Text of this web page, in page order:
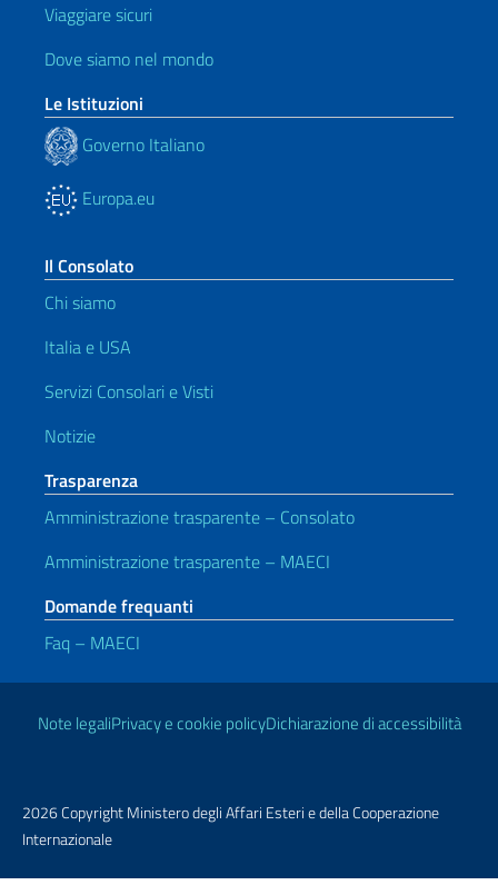
Viaggiare sicuri
Dove siamo nel mondo
Le Istituzioni
Governo Italiano
Europa.eu
Il Consolato
Chi siamo
Italia e USA
Servizi Consolari e Visti
Notizie
Trasparenza
Amministrazione trasparente – Consolato
Amministrazione trasparente – MAECI
Domande frequanti
Faq – MAECI
Link Utili
Note legaliPrivacy e cookie policyDichiarazione di accessibilità
2026 Copyright Ministero degli Affari Esteri e della Cooperazione
Internazionale